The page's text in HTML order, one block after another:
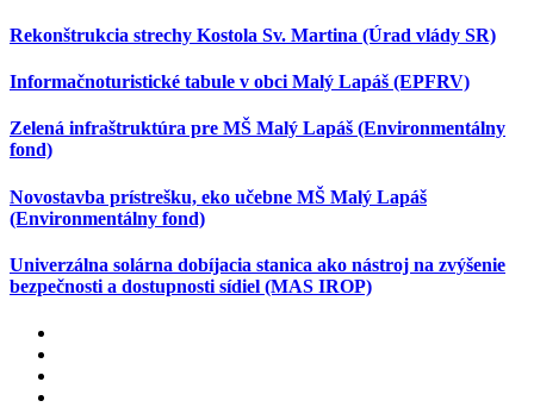
Rekonštrukcia strechy Kostola Sv. Martina (Úrad vlády SR)
Informačnoturistické tabule v obci Malý Lapáš (EPFRV)
Zelená infraštruktúra pre MŠ Malý Lapáš (Environmentálny
fond)
Novostavba prístrešku, eko učebne MŠ Malý Lapáš
(Environmentálny fond)
Univerzálna solárna dobíjacia stanica ako nástroj na zvýšenie
bezpečnosti a dostupnosti sídiel (MAS IROP)